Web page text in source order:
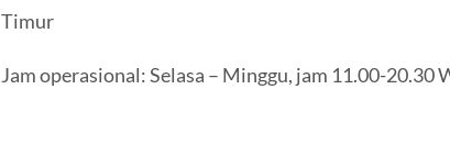
Timur
Jam operasional: Selasa – Minggu, jam 11.00-20.30